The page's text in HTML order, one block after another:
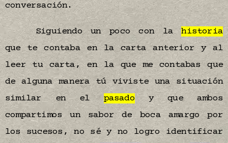
conversación.
Siguiendo un poco con lahistoria
que te contaba en la carta anterior y al
leer tu carta, en la que me contabas que
de alguna manera tú viviste una situación
similar en el pasado y que ambos
compartimos un sabor de boca amargo por
los sucesos, no sé y no logro identificar